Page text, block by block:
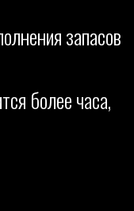
запасов
более часа,